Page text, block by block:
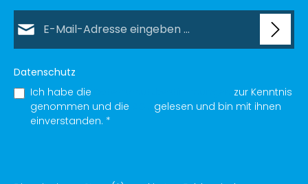
Datenschutz
Ich habe die
zur Kenntnis
genommen und die
gelesen und bin mit ihnen
einverstanden. *